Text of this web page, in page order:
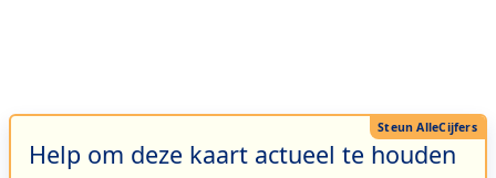
Help om deze kaart actueel te houden